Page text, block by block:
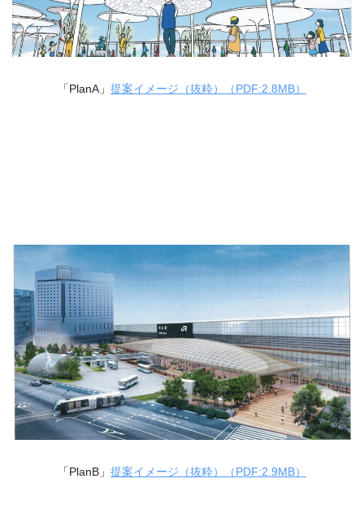
「PlanA」 提案イメージ（抜粋）（PDF:2.8MB）
「PlanB」 提案イメージ（抜粋）（PDF:2.9MB）